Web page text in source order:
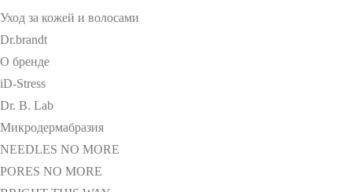
Уход за кожей и волосами
Dr.brandt
О бренде
iD-Stress
Dr. B. Lab
Микродермабразия
NEEDLES NO MORE
PORES NO MORE